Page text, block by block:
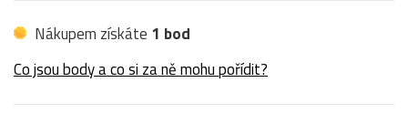
Nákupem získáte 1 bod
Co jsou body a co si za ně mohu pořídit?